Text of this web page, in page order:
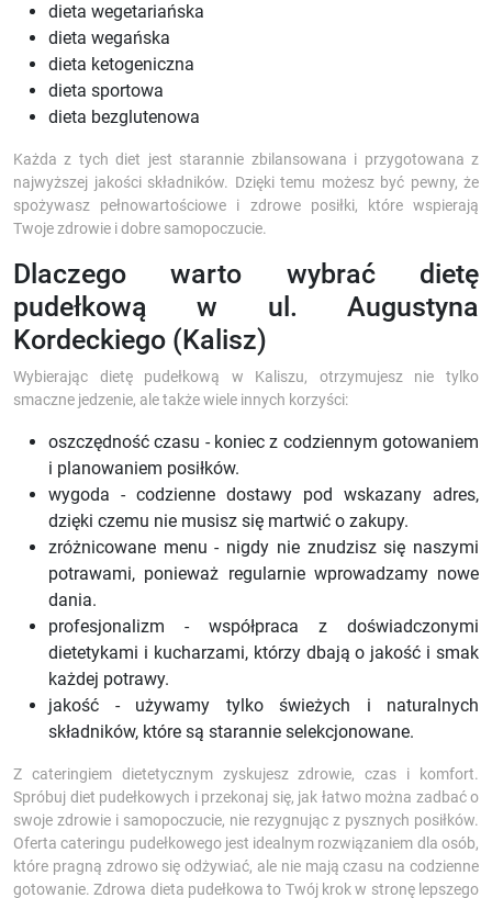
dieta wegetariańska
dieta wegańska
dieta ketogeniczna
dieta sportowa
dieta bezglutenowa
Każda z tych diet jest starannie zbilansowana i przygotowana z
najwyższej jakości składników. Dzięki temu możesz być pewny, że
spożywasz pełnowartościowe i zdrowe posiłki, które wspierają
Twoje zdrowie i dobre samopoczucie.
Dlaczego warto wybrać dietę
pudełkową w ul. Augustyna
Kordeckiego (Kalisz)
Wybierając dietę pudełkową w Kaliszu, otrzymujesz nie tylko
smaczne jedzenie, ale także wiele innych korzyści:
oszczędność czasu - koniec z codziennym gotowaniem
i planowaniem posiłków.
wygoda - codzienne dostawy pod wskazany adres,
dzięki czemu nie musisz się martwić o zakupy.
zróżnicowane menu - nigdy nie znudzisz się naszymi
potrawami, ponieważ regularnie wprowadzamy nowe
dania.
profesjonalizm - współpraca z doświadczonymi
dietetykami i kucharzami, którzy dbają o jakość i smak
każdej potrawy.
jakość - używamy tylko świeżych i naturalnych
składników, które są starannie selekcjonowane.
Z cateringiem dietetycznym zyskujesz zdrowie, czas i komfort.
Spróbuj diet pudełkowych i przekonaj się, jak łatwo można zadbać o
swoje zdrowie i samopoczucie, nie rezygnując z pysznych posiłków.
Oferta cateringu pudełkowego jest idealnym rozwiązaniem dla osób,
które pragną zdrowo się odżywiać, ale nie mają czasu na codzienne
gotowanie. Zdrowa dieta pudełkowa to Twój krok w stronę lepszego